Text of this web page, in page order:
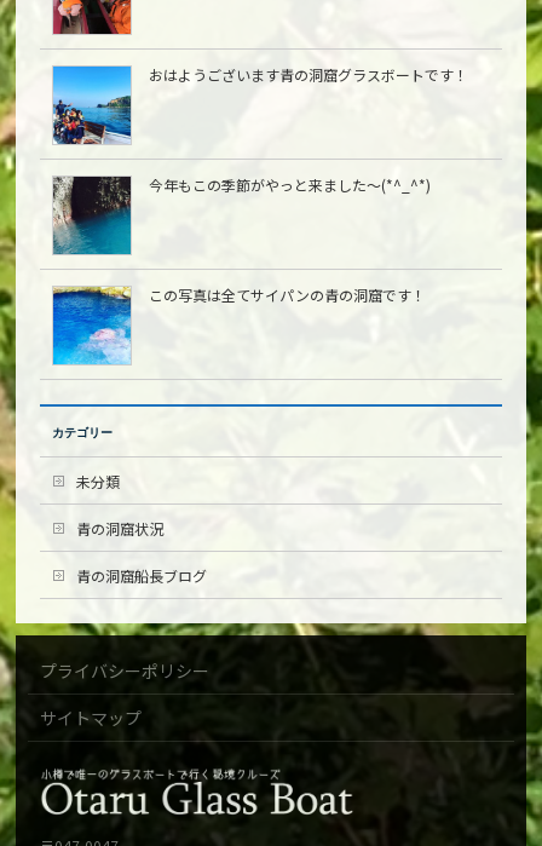
おはようございます青の洞窟グラスボートです！
今年もこの季節がやっと来ました〜(*^_^*)
この写真は全てサイパンの青の洞窟です！
カテゴリー
未分類
青の洞窟状況
青の洞窟船長ブログ
プライバシーポリシー
サイトマップ